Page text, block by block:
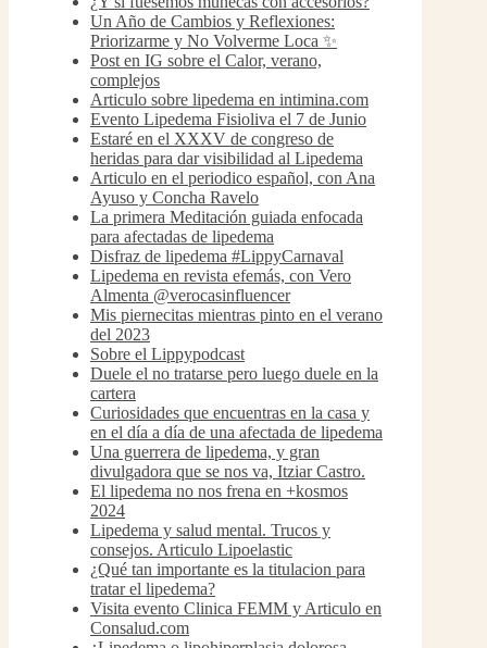
Un Año de Cambios y Reflexiones:
Priorizarme y No Volverme Loca ✨
Post en IG sobre el Calor, verano,
complejos
Articulo sobre lipedema en intimina.com
Evento Lipedema Fisioliva el 7 de Junio
Estaré en el XXXV de congreso de
heridas para dar visibilidad al Lipedema
Articulo en el periodico español, con Ana
Ayuso y Concha Ravelo
La primera Meditación guiada enfocada
para afectadas de lipedema
Disfraz de lipedema #LippyCarnaval
Lipedema en revista efemás, con Vero
Almenta @verocasinfluencer
Mis piernecitas mientras pinto en el verano
del 2023
Sobre el Lippypodcast
Duele el no tratarse pero luego duele en la
cartera
Curiosidades que encuentras en la casa y
en el día a día de una afectada de lipedema
Una guerrera de lipedema, y gran
divulgadora que se nos va, Itziar Castro.
El lipedema no nos frena en +kosmos
2024
Lipedema y salud mental. Trucos y
consejos. Articulo Lipoelastic
¿Qué tan importante es la titulacion para
tratar el lipedema?
Visita evento Clinica FEMM y Articulo en
Consalud.com